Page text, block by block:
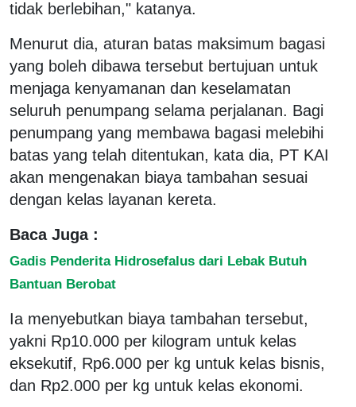
tidak berlebihan," katanya.
Menurut dia, aturan batas maksimum bagasi
yang boleh dibawa tersebut bertujuan untuk
menjaga kenyamanan dan keselamatan
seluruh penumpang selama perjalanan. Bagi
penumpang yang membawa bagasi melebihi
batas yang telah ditentukan, kata dia, PT KAI
akan mengenakan biaya tambahan sesuai
dengan kelas layanan kereta.
Baca Juga :
Gadis Penderita Hidrosefalus dari Lebak Butuh
Bantuan Berobat
Ia menyebutkan biaya tambahan tersebut,
yakni Rp10.000 per kilogram untuk kelas
eksekutif, Rp6.000 per kg untuk kelas bisnis,
dan Rp2.000 per kg untuk kelas ekonomi.